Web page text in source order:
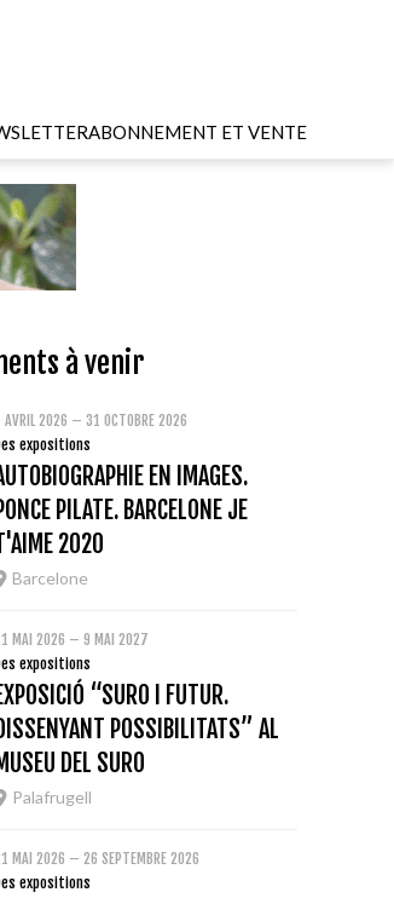
ABONNEMENT ET VENTE
à venir
AVRIL 2026 – 31 OCTOBRE 2026
expositions
EN IMAGES.
PILATE. BARCELONE JE
2020
Barcelone
MAI 2026 – 9 MAI 2027
expositions
“SURO I FUTUR.
POSSIBILITATS” AL
DEL SURO
Palafrugell
MAI 2026 – 26 SEPTEMBRE 2026
expositions